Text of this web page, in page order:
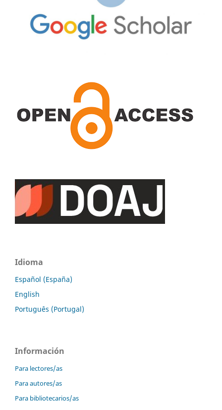
Idioma
Español (España)
English
Português (Portugal)
Información
Para lectores/as
Para autores/as
Para bibliotecarios/as